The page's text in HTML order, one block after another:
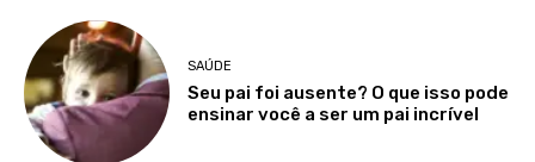
SAÚDE
Seu pai foi ausente? O que isso pode
ensinar você a ser um pai incrível